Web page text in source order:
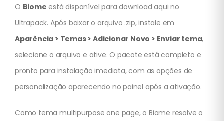
O Biome está disponível para download aqui no
Ultrapack. Após baixar o arquivo .zip, instale em
Aparência > Temas > Adicionar Novo > Enviar tema,
selecione o arquivo e ative. O pacote está completo e
pronto para instalação imediata, com as opções de
personalização aparecendo no painel após a ativação.
Como tema multipurpose one page, o Biome resolve o